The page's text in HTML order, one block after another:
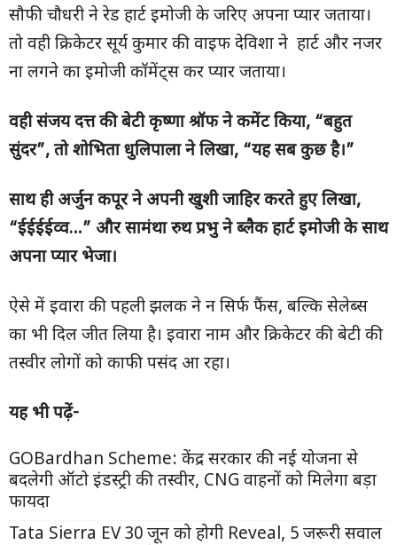
सौफी चौधरी ने रेड हार्ट इमोजी के जरिए अपना प्यार जताया।
तो वही क्रिकेटर सूर्य कुमार की वाइफ देविशा ने हार्ट और नजर
ना लगने का इमोजी कॉमेंट्स कर प्यार जताया।
वही संजय दत्त की बेटी कृष्णा श्रॉफ ने कमेंट किया, “बहुत
सुंदर”, तो शोभिता धुलिपाला ने लिखा, “यह सब कुछ है।”
साथ ही अर्जुन कपूर ने अपनी खुशी जाहिर करते हुए लिखा,
“ईईईईव्व…” और सामंथा रुथ प्रभु ने ब्लैक हार्ट इमोजी के साथ
अपना प्यार भेजा।
ऐसे में इवारा की पहली झलक ने न सिर्फ फैंस, बल्कि सेलेब्स
का भी दिल जीत लिया है। इवारा नाम और क्रिकेटर की बेटी की
तस्वीर लोगों को काफी पसंद आ रहा।
यह भी पढ़ें-
GOBardhan Scheme: केंद्र सरकार की नई योजना से
बदलेगी ऑटो इंडस्ट्री की तस्वीर, CNG वाहनों को मिलेगा बड़ा
फायदा
Tata Sierra EV 30 जून को होगी Reveal, 5 जरूरी सवाल